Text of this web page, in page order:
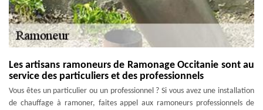
Les artisans ramoneurs de Ramonage Occitanie sont au
service des particuliers et des professionnels
Vous êtes un particulier ou un professionnel ? Si vous avez une installation
de chauffage à ramoner, faites appel aux ramoneurs professionnels de